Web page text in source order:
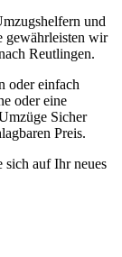
und
gewährleisten wir
Reutlingen.
oder einfach
oder eine
Sicher
Preis.
sich auf Ihr neues